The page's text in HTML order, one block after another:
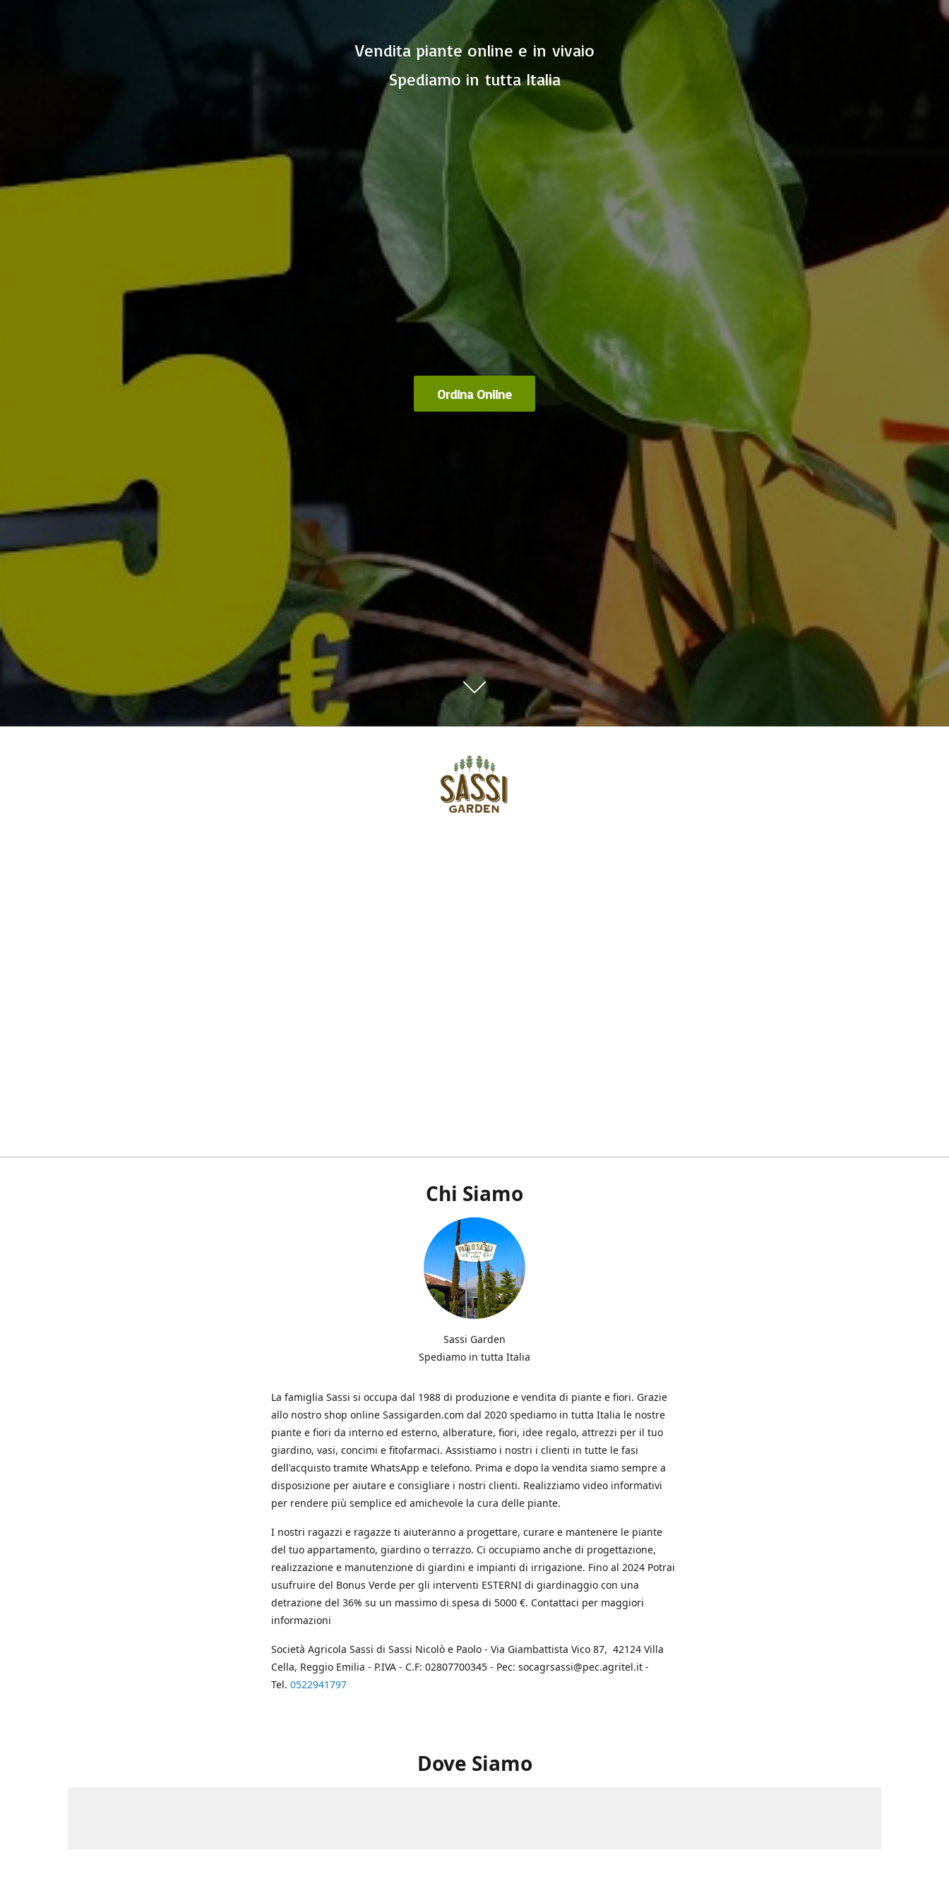
Vendita piante online e in vivaio
Spediamo in tutta Italia
Ordina Online
Chi Siamo
Sassi Garden
Spediamo in tutta Italia
La famiglia Sassi si occupa dal 1988 di produzione e vendita di piante e fiori. Grazie
allo nostro shop online Sassigarden.com dal 2020 spediamo in tutta Italia le nostre
piante e fiori da interno ed esterno, alberature, fiori, idee regalo, attrezzi per il tuo
giardino, vasi, concimi e fitofarmaci. Assistiamo i nostri i clienti in tutte le fasi
dell'acquisto tramite WhatsApp e telefono. Prima e dopo la vendita siamo sempre a
disposizione per aiutare e consigliare i nostri clienti. Realizziamo video informativi
per rendere più semplice ed amichevole la cura delle piante.
I nostri ragazzi e ragazze ti aiuteranno a progettare, curare e mantenere le piante
del tuo appartamento, giardino o terrazzo. Ci occupiamo anche di progettazione,
realizzazione e manutenzione di giardini e impianti di irrigazione. Fino al 2024 Potrai
usufruire del Bonus Verde per gli interventi ESTERNI di giardinaggio con una
detrazione del 36% su un massimo di spesa di 5000 €. Contattaci per maggiori
informazioni
Società Agricola Sassi di Sassi Nicolò e Paolo - Via Giambattista Vico 87, 42124 Villa
Cella, Reggio Emilia - P.IVA - C.F: 02807700345 - Pec: socagrsassi@pec.agritel.it -
Tel. 0522941797
Dove Siamo